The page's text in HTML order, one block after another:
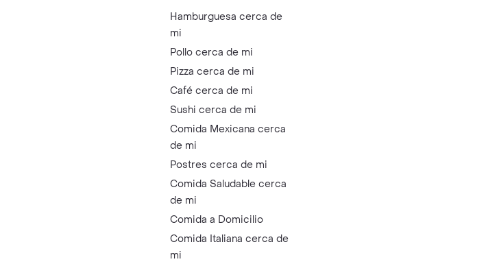
Hamburguesa cerca de
mi
Pollo cerca de mi
Pizza cerca de mi
Café cerca de mi
Sushi cerca de mi
Comida Mexicana cerca
de mi
Postres cerca de mi
Comida Saludable cerca
de mi
Comida a Domicilio
Comida Italiana cerca de
mi